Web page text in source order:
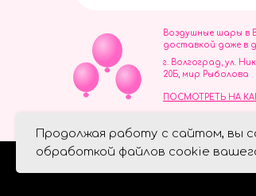
Продолжая работу с сайтом, вы
обработкой файлов cookie
Воздушные шары в
доставкой даже в
г. Волгоград, ул.
20Б, мир Рыболова
ПОСМОТРЕТЬ НА
ИНН 344110093739
Политика